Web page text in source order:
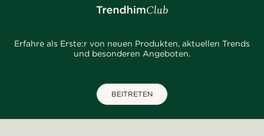
Erfahre als Erste:r von neuen Produkten, aktuellen Trends
und besonderen Angeboten.
BEITRETEN